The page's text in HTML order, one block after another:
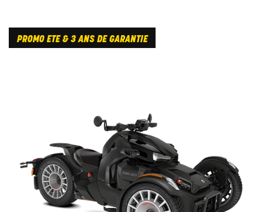
PROMO ETE & 3 ANS DE GARANTIE